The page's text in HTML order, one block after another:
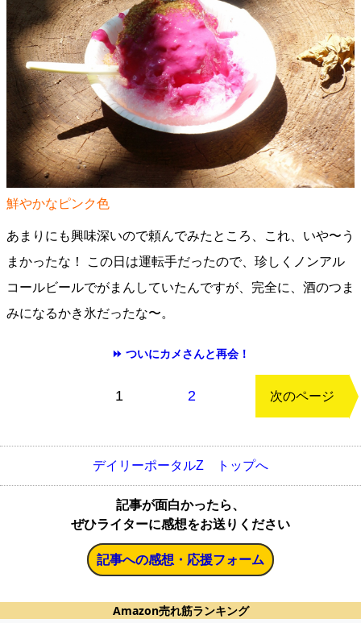
鮮やかなピンク色
あまりにも興味深いので頼んでみたところ、これ、いや〜う
まかったな！ この日は運転手だったので、珍しくノンアル
コールビールでがまんしていたんですが、完全に、酒のつま
みになるかき氷だったな〜。
⏩ ついにカメさんと再会！
1 2 次のページ
デイリーポータルZ トップへ
記事が面白かったら、
ぜひライターに感想をお送りください
記事への感想・応援フォーム
Amazon売れ筋ランキング